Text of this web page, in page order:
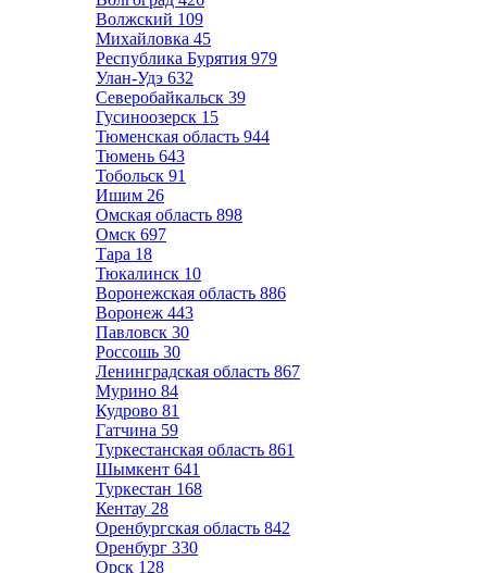
Волжский 109
Михайловка 45
Республика Бурятия 979
Улан-Удэ 632
Северобайкальск 39
Гусиноозерск 15
Тюменская область 944
Тюмень 643
Тобольск 91
Ишим 26
Омская область 898
Омск 697
Тара 18
Тюкалинск 10
Воронежская область 886
Воронеж 443
Павловск 30
Россошь 30
Ленинградская область 867
Мурино 84
Кудрово 81
Гатчина 59
Туркестанская область 861
Шымкент 641
Туркестан 168
Кентау 28
Оренбургская область 842
Оренбург 330
Орск 128